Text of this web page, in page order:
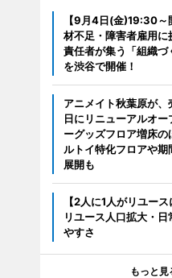
【9月4日(金)19:30～
材不足・障害者雇用
責任者が集う「組織づ
を渋谷で開催！
アニメイト秋葉原が
日にリニューアルオ
ーグッズフロア増床
ルトイ特化フロアや
展開も
【2人に1人がリユー
リユース人口拡大・
やすさ
もっと見